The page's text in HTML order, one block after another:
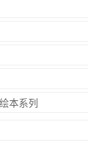
本系列